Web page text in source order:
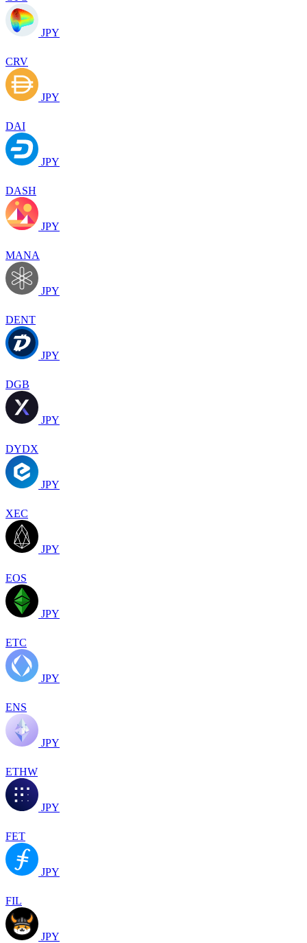
JPY
CRV
JPY
DAI
JPY
DASH
JPY
MANA
JPY
DENT
JPY
DGB
JPY
DYDX
JPY
XEC
JPY
EOS
JPY
ETC
JPY
ENS
JPY
ETHW
JPY
FET
JPY
FIL
JPY